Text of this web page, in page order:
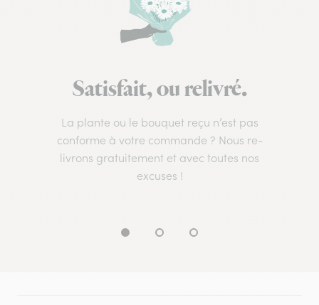
Satisfait, ou relivré.
La plante ou le bouquet reçu n’est pas
conforme à votre commande ? Nous re-
livrons gratuitement et avec toutes nos
excuses !